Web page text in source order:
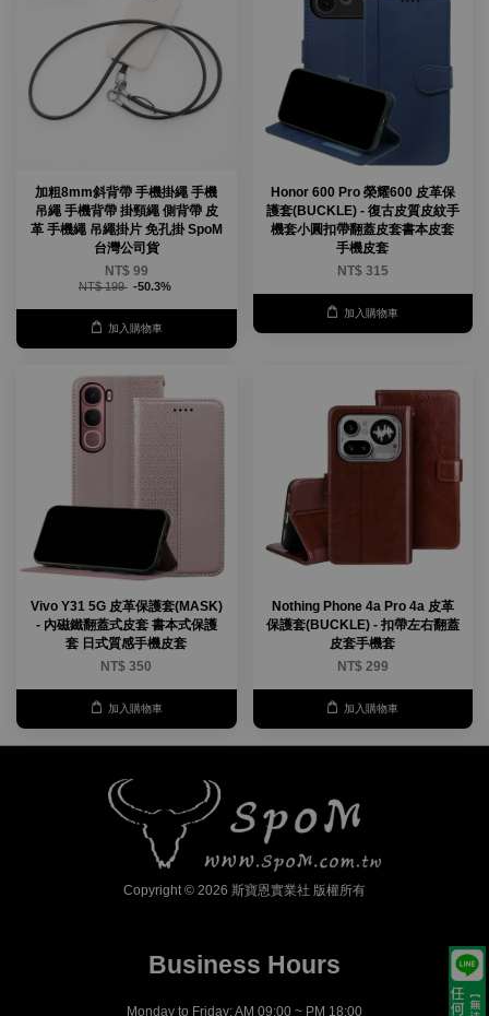
加粗8mm斜背帶 手機掛繩 手機
吊繩 手機背帶 掛頸繩 側背帶 皮
革 手機繩 吊繩掛片 免孔掛 SpoM
台灣公司貨
NT$ 99
NT$ 199 -50.3%
加入購物車
Honor 600 Pro 榮耀600 皮革保
護套(BUCKLE) - 復古皮質皮紋手
機套小圓扣帶翻蓋皮套書本皮套
手機皮套
NT$ 315
加入購物車
Vivo Y31 5G 皮革保護套(MASK)
- 內磁鐵翻蓋式皮套 書本式保護
套 日式質感手機皮套
NT$ 350
加入購物車
Nothing Phone 4a Pro 4a 皮革
保護套(BUCKLE) - 扣帶左右翻蓋
皮套手機套
NT$ 299
加入購物車
Copyright © 2026 斯寶恩實業社 版權所有
Business Hours
Monday to Friday: AM 09:00 ~ PM 18:00